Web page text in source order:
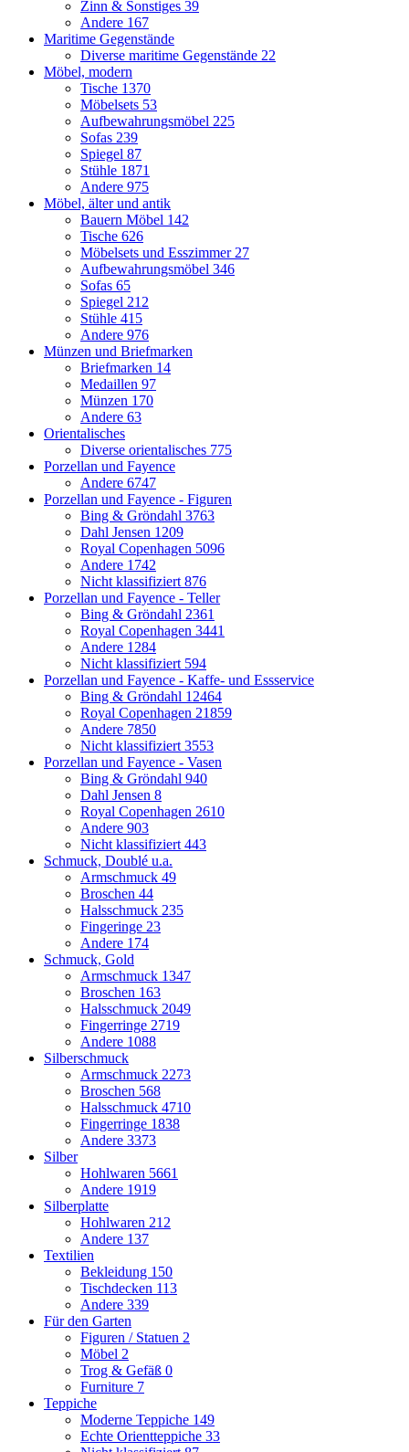
Zinn & Sonstiges 39
Andere 167
Maritime Gegenstände
Diverse maritime Gegenstände 22
Möbel, modern
Tische 1370
Möbelsets 53
Aufbewahrungsmöbel 225
Sofas 239
Spiegel 87
Stühle 1871
Andere 975
Möbel, älter und antik
Bauern Möbel 142
Tische 626
Möbelsets und Esszimmer 27
Aufbewahrungsmöbel 346
Sofas 65
Spiegel 212
Stühle 415
Andere 976
Münzen und Briefmarken
Briefmarken 14
Medaillen 97
Münzen 170
Andere 63
Orientalisches
Diverse orientalisches 775
Porzellan und Fayence
Andere 6747
Porzellan und Fayence - Figuren
Bing & Gröndahl 3763
Dahl Jensen 1209
Royal Copenhagen 5096
Andere 1742
Nicht klassifiziert 876
Porzellan und Fayence - Teller
Bing & Gröndahl 2361
Royal Copenhagen 3441
Andere 1284
Nicht klassifiziert 594
Porzellan und Fayence - Kaffe- und Essservice
Bing & Gröndahl 12464
Royal Copenhagen 21859
Andere 7850
Nicht klassifiziert 3553
Porzellan und Fayence - Vasen
Bing & Gröndahl 940
Dahl Jensen 8
Royal Copenhagen 2610
Andere 903
Nicht klassifiziert 443
Schmuck, Doublé u.a.
Armschmuck 49
Broschen 44
Halsschmuck 235
Fingeringe 23
Andere 174
Schmuck, Gold
Armschmuck 1347
Broschen 163
Halsschmuck 2049
Fingerringe 2719
Andere 1088
Silberschmuck
Armschmuck 2273
Broschen 568
Halsschmuck 4710
Fingerringe 1838
Andere 3373
Silber
Hohlwaren 5661
Andere 1919
Silberplatte
Hohlwaren 212
Andere 137
Textilien
Bekleidung 150
Tischdecken 113
Andere 339
Für den Garten
Figuren / Statuen 2
Möbel 2
Trog & Gefäß 0
Furniture 7
Teppiche
Moderne Teppiche 149
Echte Orientteppiche 33